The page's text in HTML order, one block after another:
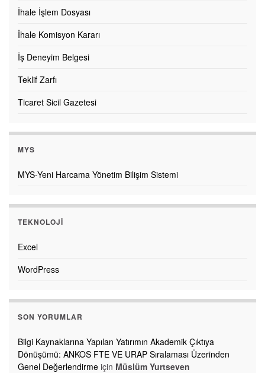
İhale İşlem Dosyası
İhale Komisyon Kararı
İş Deneyim Belgesi
Teklif Zarfı
Ticaret Sicil Gazetesi
MYS
MYS-Yeni Harcama Yönetim Bilişim Sistemi
TEKNOLOJI
Excel
WordPress
SON YORUMLAR
Bilgi Kaynaklarına Yapılan Yatırımın Akademik Çıktıya
Dönüşümü: ANKOS FTE VE URAP Sıralaması Üzerinden
Genel Değerlendirme için Müslüm Yurtseven